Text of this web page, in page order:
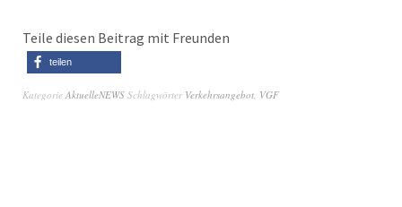
Teile diesen Beitrag mit Freunden
teilen
Kategorie AktuelleNEWS Schlagwörter Verkehrsangebot, VGF